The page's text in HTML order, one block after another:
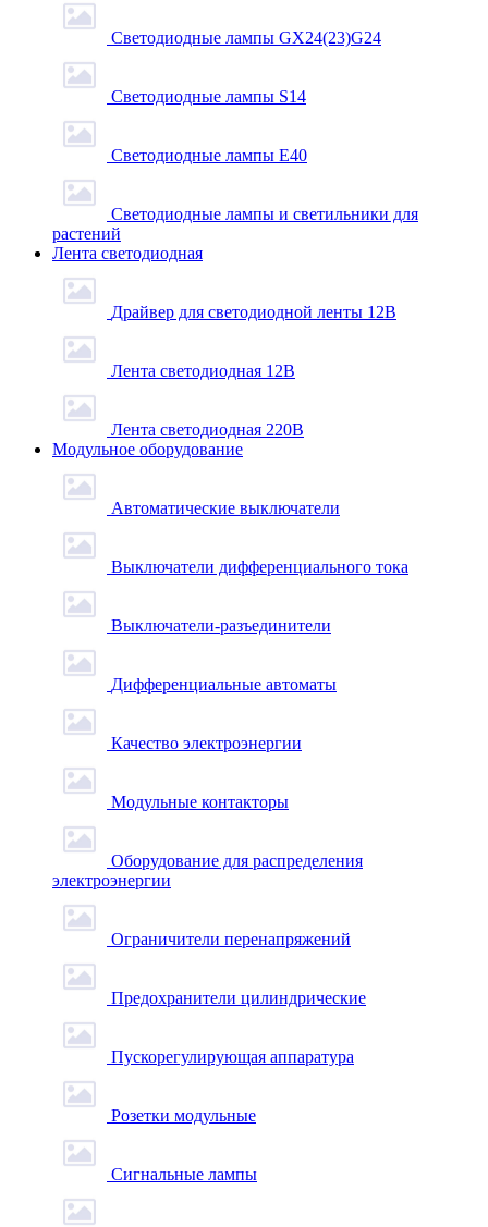
Светодиодные лампы GX24(23)G24
Светодиодные лампы S14
Светодиодные лампы Е40
Светодиодные лампы и светильники для
растений
Лента светодиодная
Драйвер для светодиодной ленты 12В
Лента светодиодная 12В
Лента светодиодная 220В
Модульное оборудование
Автоматические выключатели
Выключатели дифференциального тока
Выключатели-разъединители
Дифференциальные автоматы
Качество электроэнергии
Модульные контакторы
Оборудование для распределения
электроэнергии
Ограничители перенапряжений
Предохранители цилиндрические
Пускорегулирующая аппаратура
Розетки модульные
Сигнальные лампы